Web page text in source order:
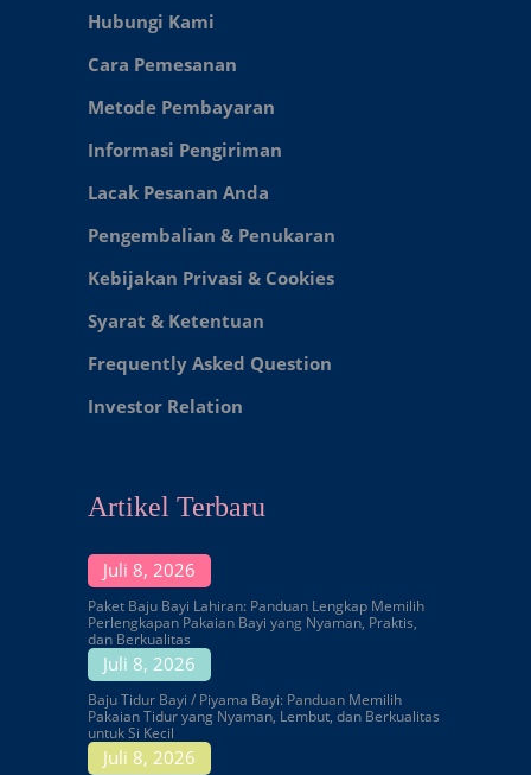
Hubungi Kami
Cara Pemesanan
Metode Pembayaran
Informasi Pengiriman
Lacak Pesanan Anda
Pengembalian & Penukaran
Kebijakan Privasi & Cookies
Syarat & Ketentuan
Frequently Asked Question
Investor Relation
Artikel Terbaru
Juli 8, 2026
Paket Baju Bayi Lahiran: Panduan Lengkap Memilih
Perlengkapan Pakaian Bayi yang Nyaman, Praktis,
dan Berkualitas
Juli 8, 2026
Baju Tidur Bayi / Piyama Bayi: Panduan Memilih
Pakaian Tidur yang Nyaman, Lembut, dan Berkualitas
untuk Si Kecil
Juli 8, 2026